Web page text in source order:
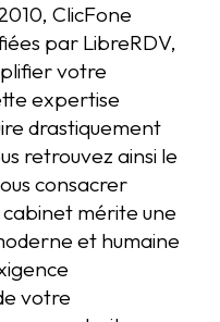
ClicFone
par LibreRDV,
votre
expertise
drastiquement
retrouvez ainsi le
consacrer
mérite une
et humaine
votre